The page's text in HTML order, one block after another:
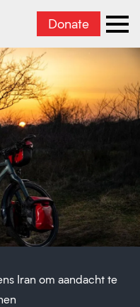
Donate
Iran om aandacht te